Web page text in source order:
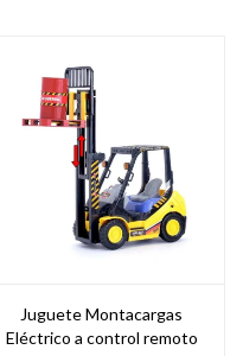
Juguete Montacargas
Eléctrico a control remoto